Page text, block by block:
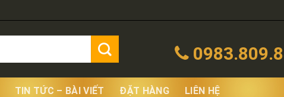
TIN TỨC – BÀI VIẾT ĐẶT HÀNG LIÊN HỆ